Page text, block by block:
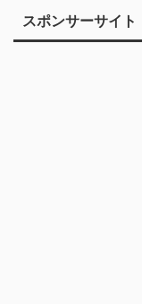
スポンサーサイト